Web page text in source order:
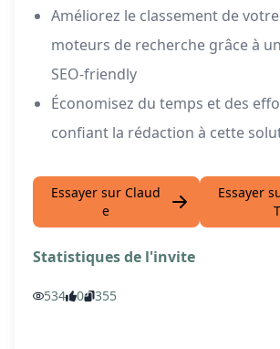
Améliorez le classement de
moteurs de recherche grâce à
SEO-friendly
Économisez du temps et des
confiant la rédaction à cette
Essayer sur Claud
e
Essayer
T
Statistiques de l'invite
534 0 355